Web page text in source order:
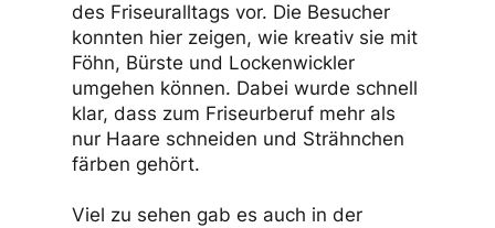
des Friseuralltags vor. Die Besucher
konnten hier zeigen, wie kreativ sie mit
Föhn, Bürste und Lockenwickler
umgehen können. Dabei wurde schnell
klar, dass zum Friseurberuf mehr als
nur Haare schneiden und Strähnchen
färben gehört.
Viel zu sehen gab es auch in der